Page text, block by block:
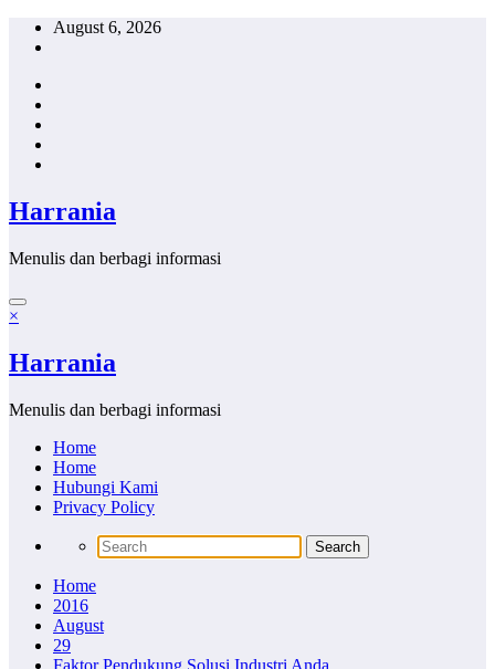
Skip
August 6, 2026
Harrania
Menulis dan berbagi informasi
×
Harrania
Menulis dan berbagi informasi
Home
Home
Hubungi Kami
Privacy Policy
Home
2016
August
29
Faktor Pendukung Solusi Industri Anda